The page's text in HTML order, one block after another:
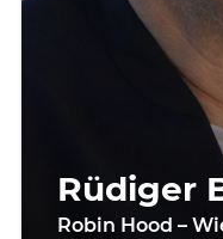
Rüdiger
Robin Hood –